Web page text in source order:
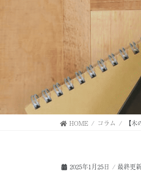
HOME コラム 【
2025年1月25日 / 最終更